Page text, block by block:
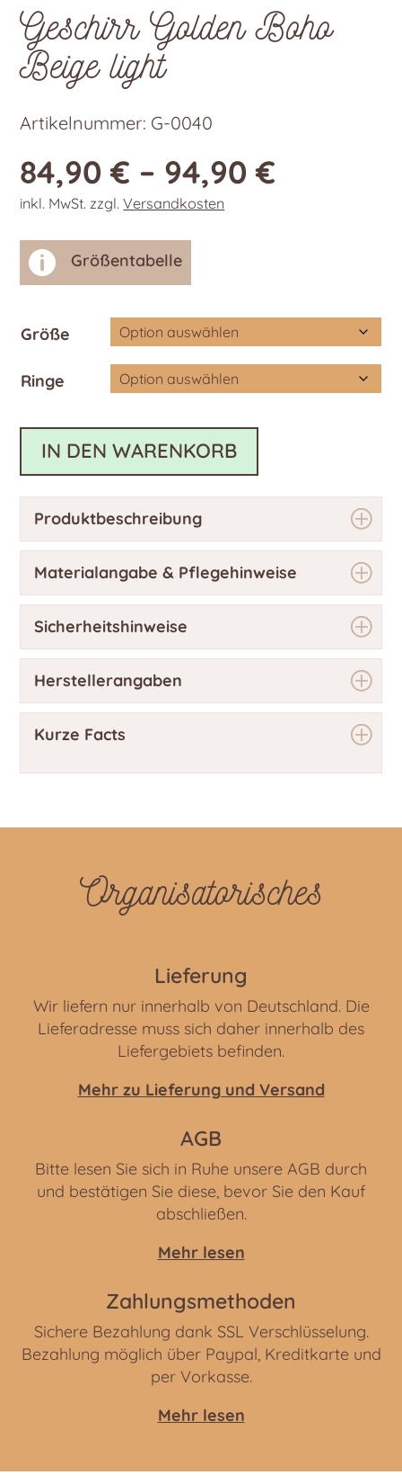
Geschirr Golden Boho
Beige light
Artikelnummer: G-0040
84,90€ – 94,90€
inkl. MwSt. zzgl.Versandkosten
 Größentabelle
Größe
Ringe
IN DEN WARENKORB
Produktbeschreibung
Materialangabe & Pflegehinweise
Sicherheitshinweise
Herstellerangaben
Kurze Facts
Organisatorisches
Lieferung
Wir liefern nur innerhalb von Deutschland. Die
Lieferadresse muss sich daher innerhalb des
Liefergebiets befinden.
Mehr zu Lieferung und Versand
AGB
Bitte lesen Sie sich in Ruhe unsere AGB durch
und bestätigen Sie diese, bevor Sie den Kauf
abschließen.
Mehr lesen
Zahlungsmethoden
Sichere Bezahlung dank SSL Verschlüsselung.
Bezahlung möglich über Paypal, Kreditkarte und
per Vorkasse.
Mehr lesen